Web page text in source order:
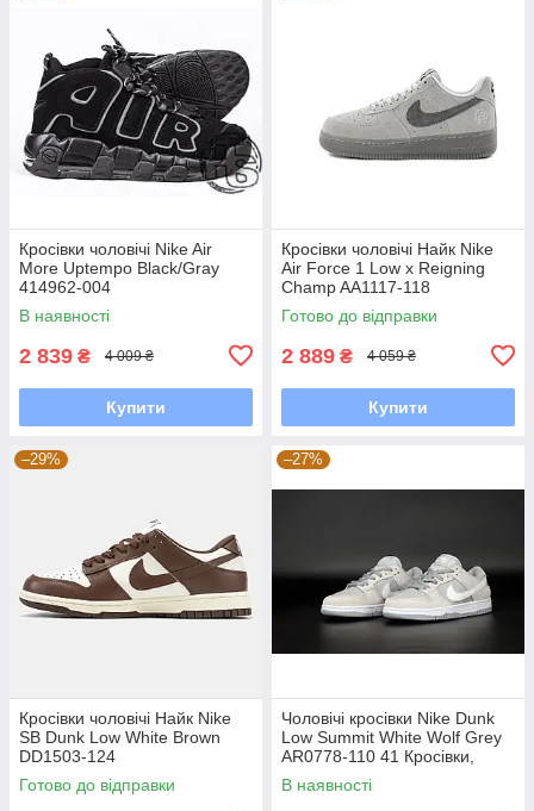
Кросівки чоловічі Nike Air
More Uptempo Black/Gray
414962-004
В наявності
2 839 ₴ 4 009 ₴
Купити
Кросівки чоловічі Найк Nike
Air Force 1 Low x Reigning
Champ AA1117-118
Готово до відправки
2 889 ₴ 4 059 ₴
Купити
–29%
Кросівки чоловічі Найк Nike
SB Dunk Low White Brown
DD1503-124
Готово до відправки
–27%
Чоловічі кросівки Nike Dunk
Low Summit White Wolf Grey
AR0778-110 41 Кросівки,
Текстильна, Шнурівка, Товста
підошва, Замша,
В наявності